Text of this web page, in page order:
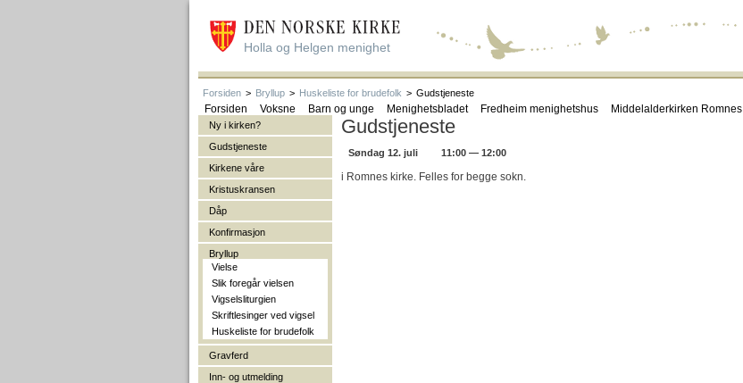
Holla og Helgen menighet
Forsiden > Bryllup > Huskeliste for brudefolk > Gudstjeneste
Forsiden Voksne Barn og unge Menighetsbladet Fredheim menighetshus Middelalderkirken Romnes
Ny i kirken?
Gudstjeneste
Kirkene våre
Kristuskransen
Dåp
Konfirmasjon
Bryllup
Vielse
Slik foregår vielsen
Vigselsliturgien
Skriftlesinger ved vigsel
Huskeliste for brudefolk
Gravferd
Inn- og utmelding
Gudstjeneste
Søndag 12. juli 11:00 — 12:00
i Romnes kirke. Felles for begge sokn.